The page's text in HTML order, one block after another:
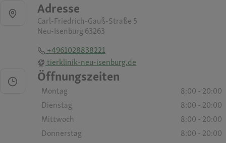
Adresse
Carl-Friedrich-Gauß-Straße 5
Neu-Isenburg 63263
+4961028838221
tierklinik-neu-isenburg.de
Öffnungszeiten
Montag
8:00 - 20:00
Dienstag
8:00 - 20:00
Mittwoch
8:00 - 20:00
Donnerstag
8:00 - 20:00